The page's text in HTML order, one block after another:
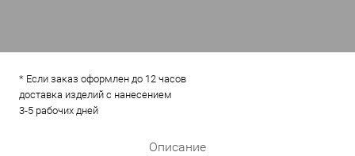
* Если заказ оформлен до 12 часов
доставка изделий с нанесением
3-5 рабочих дней
Описание